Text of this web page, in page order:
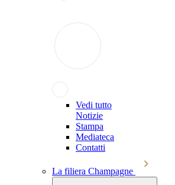
Vedi tutto
Notizie
Stampa
Mediateca
Contatti
La filiera Champagne